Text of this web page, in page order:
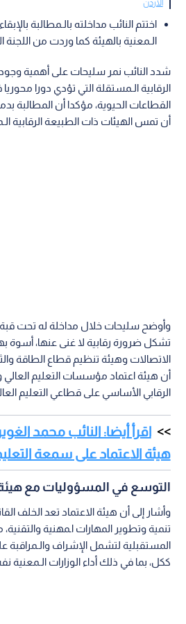
الأردن
اختتم النائب مداخلته بالـمطالبة
الـمعنية بالهيئة كما وردت من اللجنة
شدد النائب نمر سليحات على أهمية
الرقابية الـمستقلة التي تؤدي دورا
القطاعات الحيوية، مؤكدا أن المطالبة
أن تمس الهيئات ذات الطبيعة الرقابية
وأوضح سليحات خلال مداخلة له تحت قبة
تشكل ضرورة رقابية لا غنى عنها، أسوة
الاتصالات وهيئة تنظيم قطاع الطاقة
أن هيئة اعتماد مؤسسات التعليم العالي
الرقابي الأساسي على قطاعي التعليم
اقرأ أيضا: النائب محمد
هيئة الاعتماد على سمعة
التوسع في المسؤوليات مع هيئة
وأشار إلى أن هيئة الاعتماد تعد الخلف
تنمية وتطوير المهارات اـمهنية
المستقبلية لتشمل الإشراف والـمراقبة
ككل، بما في ذلك أداء الوزارات الـمعنية